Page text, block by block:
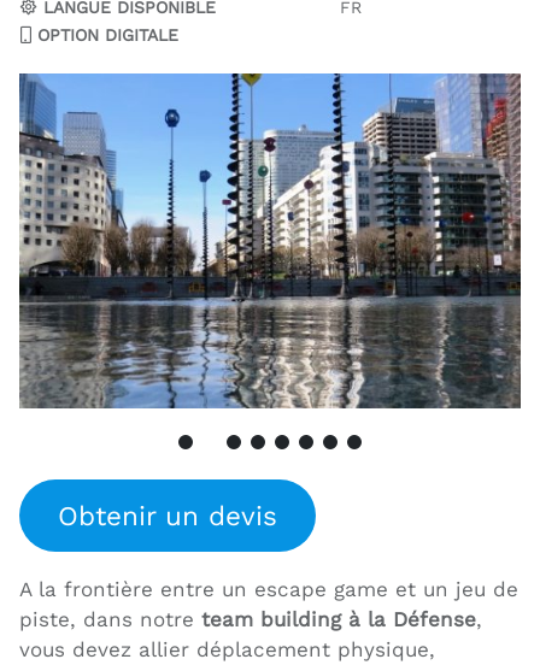
LANGUE DISPONIBLE
FR
OPTION DIGITALE
Obtenir un devis
A la frontière entre un escape game et un jeu de
piste, dans notre team building à la Défense,
vous devez allier déplacement physique,